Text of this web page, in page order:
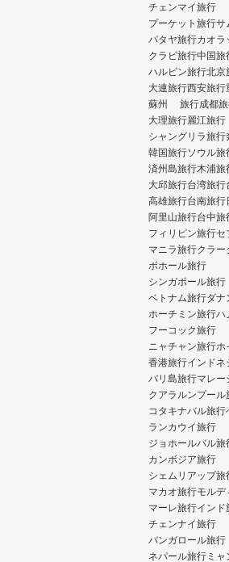
チェンマイ旅行
プーケット旅行サ
パタヤ旅行カオラ
クラビ旅行中国旅
ハルビン旅行北京
大連旅行西安旅行
蘇州 旅行成都
大理旅行麗江旅行
シャングリラ旅行
韓国旅行ソウル旅
済州島旅行木浦旅
大邱旅行台湾旅行
高雄旅行台南旅行
阿里山旅行台中旅
フィリピン旅行セ
マニラ旅行クラー
ボホール旅行
シンガポール旅行
ベトナム旅行ダナ
ホーチミン旅行ハ
フーコック旅行
ニャチャン旅行ホ
香港旅行インドネ
バリ島旅行マレー
クアラルンプール
コタキナバル旅行
ランカウイ旅行
ジョホールバル旅
カンボジア旅行
シェムリアップ旅
マカオ旅行モルデ
マーレ旅行インド
チェンナイ旅行
バンガロール旅行
ネパール旅行 ミ